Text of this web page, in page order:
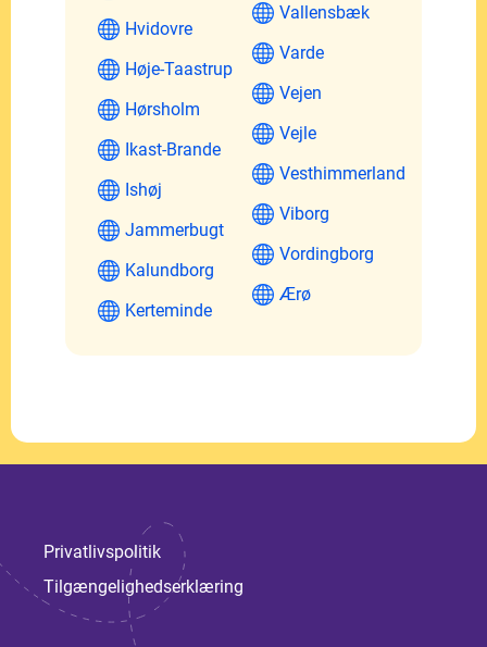
Hvidovre
Høje-Taastrup
Hørsholm
Ikast-Brande
Ishøj
Jammerbugt
Kalundborg
Kerteminde
Vallensbæk
Varde
Vejen
Vejle
Vesthimmerland
Viborg
Vordingborg
Ærø
Privatlivspolitik
Tilgængelighedserklæring